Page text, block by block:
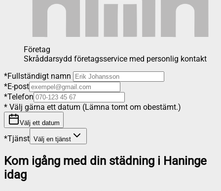
Företag
Skråddarsydd företagsservice med personlig kontakt
*Fullständigt namn
*E-post
*Telefon
* Välj gärna ett datum (Lämna tomt om obestämt.)
Välj ett datum
*Tjänst Välj en tjänst
Kom igång med din städning i Haninge
idag